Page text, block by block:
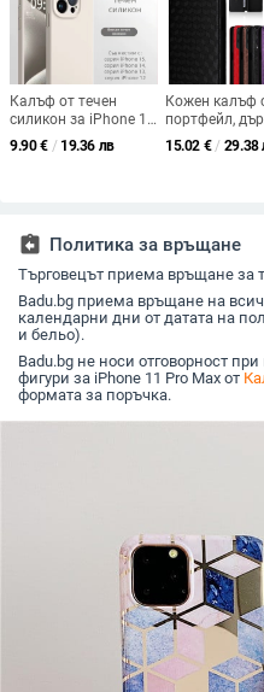
Калъф от течен
силикон за iPhone 14,
приятен на допир,
висок клас,
9.90€ / 19.36 лв
Кожен калъф
портфейл,
карти и
стойка за
15.02 € / 29.38
assignment_return Политика за връщане
Търговецът приема връщане за
Badu.bg приема връщане на
календарни дни от датата на
и бельо).
Badu.bg не носи отговорност
фигури за iPhone 11 Pro Max от
формата за поръчка.